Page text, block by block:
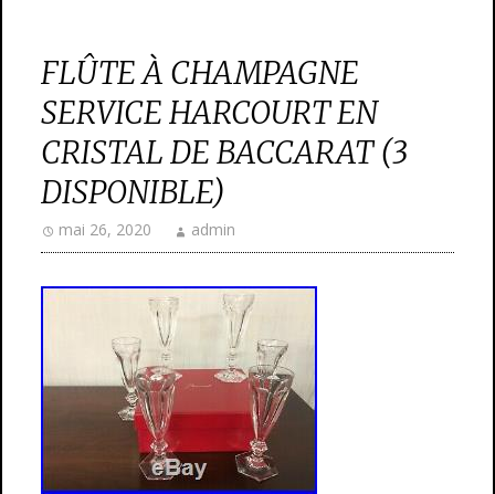
FLÛTE À CHAMPAGNE
SERVICE HARCOURT EN
CRISTAL DE BACCARAT (3
DISPONIBLE)
mai 26, 2020 admin